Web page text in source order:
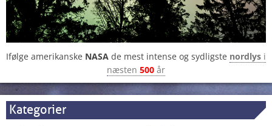
Ifølge amerikanske NASA de mest intense og sydligste nordlys i
næsten 500 år
Kategorier